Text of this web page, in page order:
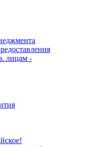
лицам -